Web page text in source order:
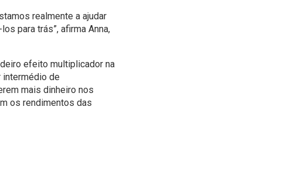
realmente a ajudar
para trás”, afirma Anna,
efeito multiplicador na
intermédio de
mais dinheiro nos
os rendimentos das